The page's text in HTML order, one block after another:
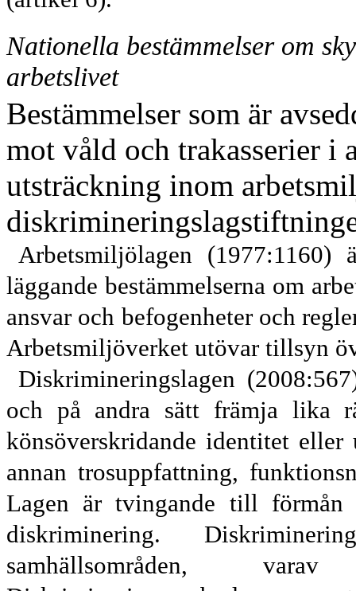
Nationella bestämmelser om
arbetslivet
Bestämmelser som är
mot våld och trakasserier i
utsträckning inom
Arbetsmiljölagen
läggande bestämmelserna om
ansvar och befogenheter och
Arbetsmiljöverket utövar tillsyn
Diskrimineringslagen
och på andra sätt främja lika
könsöverskridande identitet
annan trosuppfattning,
Lagen är tvingande till
diskriminering.
samhällsområden,